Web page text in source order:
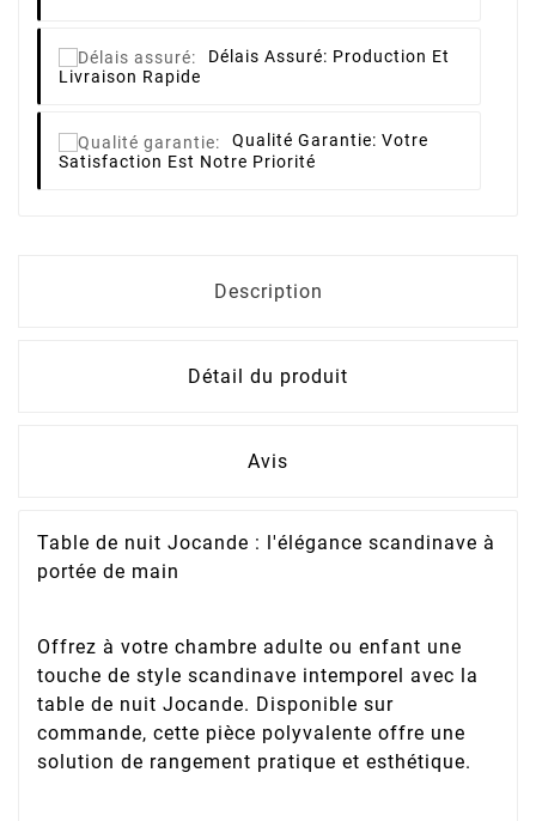
Délais Assuré: Production Et
Livraison Rapide
Qualité Garantie: Votre
Satisfaction Est Notre Priorité
Description
Détail du produit
Avis
Table de nuit Jocande : l'élégance scandinave à
portée de main
Offrez à votre chambre adulte ou enfant une
touche de style scandinave intemporel avec la
table de nuit Jocande. Disponible sur
commande, cette pièce polyvalente offre une
solution de rangement pratique et esthétique.